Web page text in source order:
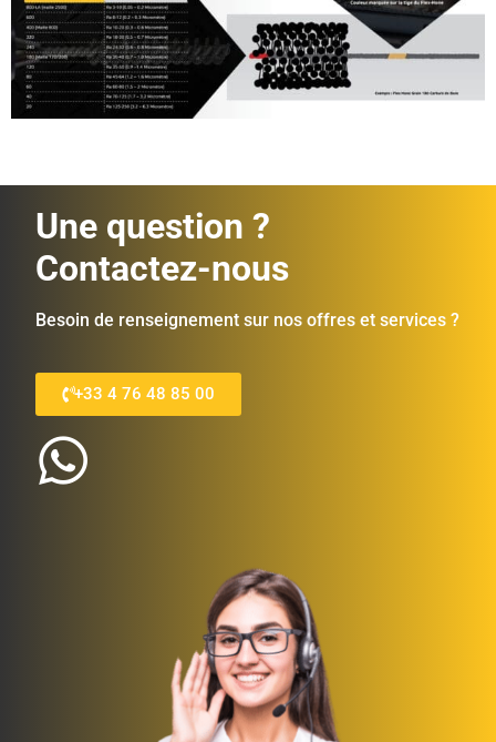
Une question ?
Contactez-nous
Besoin de renseignement sur nos offres et services ?
+33 4 76 48 85 00